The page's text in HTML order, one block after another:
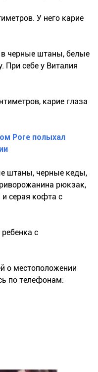
У него карие
в черные штаны, белые
При себе у Виталия
карие глаза
Роге полыхал
штаны, черные кеды,
рюкзак,
серая кофта с
с
о местоположении
по телефонам: